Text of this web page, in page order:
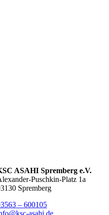
ASAHI Spremberg e.V.
Puschkin-Platz 1a
Spremberg
– 600105
asahi.de